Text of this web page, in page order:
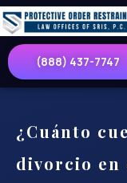
(888) 437-7747
¿Cuánto
divorcio en